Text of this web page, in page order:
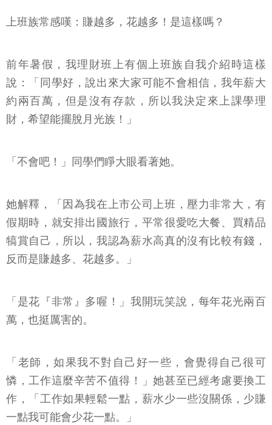
上班族常感嘆：賺越多，花越多！是這樣嗎？
前年暑假，我理財班上有個上班族自我介紹時這樣
說：「同學好，說出來大家可能不會相信，我年薪大
約兩百萬，但是沒有存款，所以我決定來上課學理
財，希望能擺脫月光族！」
「不會吧！」同學們睜大眼看著她。
她解釋，「因為我在上市公司上班，壓力非常大，有
假期時，就安排出國旅行，平常很愛吃大餐、買精品
犒賞自己，所以，我認為薪水高真的沒有比較有錢，
反而是賺越多、花越多。」
「是花『非常』多喔！」我開玩笑說，每年花光兩百
萬，也挺厲害的。
「老師，如果我不對自己好一些，會覺得自己很可
憐，工作這麼辛苦不值得！」她甚至已經考慮要換工
作，「工作如果輕鬆一點，薪水少一些沒關係，少賺
一點我可能會少花一點。」